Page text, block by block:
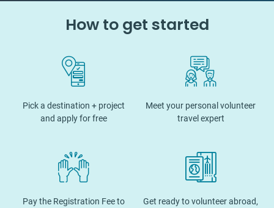
How to get started
Pick a destination + project
and apply for free
Meet your personal volunteer
travel expert
Pay the Registration Fee to
Get ready to volunteer abroad,